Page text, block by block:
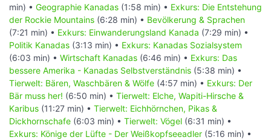
min) • Geographie Kanadas (1:58 min) • Exkurs: Die Entstehung
der Rockie Mountains (6:28 min) • Bevölkerung & Sprachen
(7:21 min) • Exkurs: Einwanderungsland Kanada (7:29 min) •
Politik Kanadas (3:13 min) • Exkurs: Kanadas Sozialsystem
(6:03 min) • Wirtschaft Kanadas (6:46 min) • Exkurs: Das
bessere Amerika - Kanadas Selbstverständnis (5:38 min) •
Tierwelt: Bären, Waschbären & Wölfe (4:57 min) • Exkurs: Der
Bär muss her! (6:50 min) • Tierwelt: Elche, Wapiti-Hirsche &
Karibus (11:27 min) • Tierwelt: Eichhörnchen, Pikas &
Dickhornschafe (6:03 min) • Tierwelt: Vögel (6:31 min) •
Exkurs: Könige der Lüfte - Der Weißkopfseeadler (5:16 min) •